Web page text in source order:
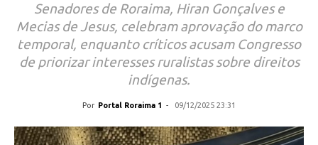
Senadores de Roraima, Hiran Gonçalves e
Mecias de Jesus, celebram aprovação do marco
temporal, enquanto críticos acusam Congresso
de priorizar interesses ruralistas sobre direitos
indígenas.
Por Portal Roraima 1 - 09/12/2025 23:31